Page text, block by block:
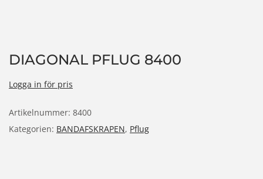
DIAGONAL PFLUG 8400
Logga in för pris
Artikelnummer: 8400
Kategorien: BANDAFSKRAPEN, Pflug